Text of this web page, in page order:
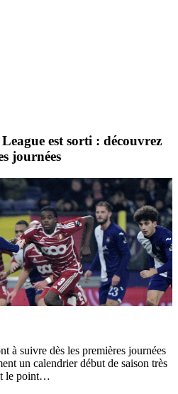
est sorti : découvrez
journées
à suivre dès les premières journées
un calendrier début de saison très
le point…